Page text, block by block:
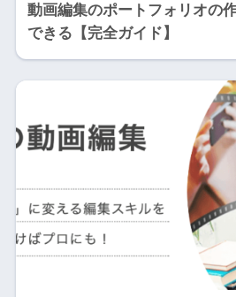
動画編集のポートフォリオの
できる【完全ガイド】